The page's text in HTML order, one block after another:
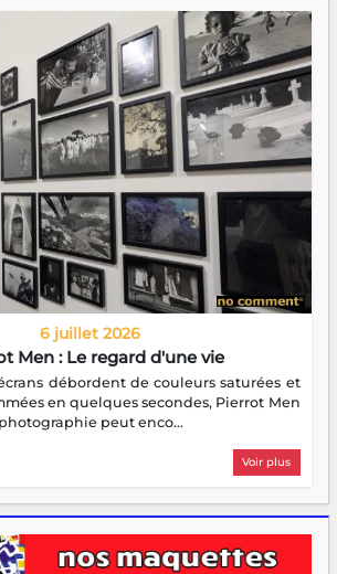
6 juillet 2026
Men : Le regard d'une vie
débordent de couleurs saturées et
en quelques secondes, Pierrot Men
peut enco...
Voir plus